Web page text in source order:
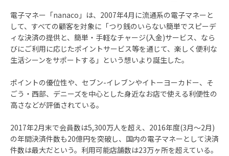
電子マネー「nanaco」は、2007年4月に流通系の電子マネーと
して、すべての顧客を対象に「つり銭のいらない簡単でスピーデ
ィな決済の提供と、簡単・手軽なチャージ(入金)サービス、なら
びにご利用に応じたポイントサービス等を通じて、楽しく便利な
生活シーンをサポートする」という想いより誕生した。
ポイントの優位性や、セブン-イレブンやイトーヨーカドー、そ
ごう・西部、デニーズを中心とした身近なお店で使える利便性の
高さなどが評価されている。
2017年2月末で会員数は5,300万人を超え、2016年度(3月～2月)
の年間決済件数も20億円を突破し、国内の電子マネーとして決済
件数は最大だという。利用可能店舗数は23万ヶ所を超えている。